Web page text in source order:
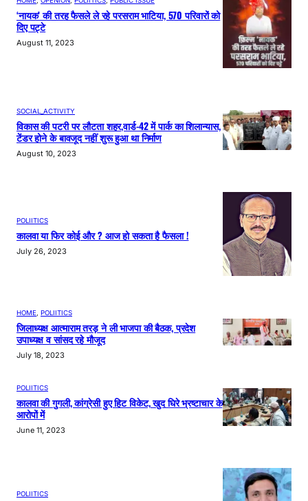
‘नायक’ की तरह फैसले ले रहे परसराम भाटिया, 570 परिवारों को
दिए पट्टे
August 11, 2023
SOCIAL_ACTIVITY
विकास की पटरी पर लौटता शहर,वार्ड-42 में पार्क का शिलान्यास,
टेंडर होने के बावजूद नहीं शुरू हुआ था निर्माण
August 10, 2023
POLIITICS
कालवा या फिर कोई और ? आज हो सकता है फैसला !
July 26, 2023
HOME POLIITICS
जिलाध्यक्ष आत्माराम तरड़ ने ली भाजपा की बैठक, प्रदेश
उपाध्यक्ष व सांसद रहे मौजूद
July 18, 2023
POLIITICS
कालवा की गुगली, कांग्रेसी हुए हिट विकेट, खुद घिरे भ्रष्टाचार के
आरोपों में
June 11, 2023
POLIITICS